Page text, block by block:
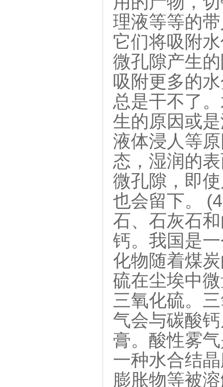
理液等等的
它们将吸附
微孔隙产生
吸附更多的
总是干不了
生的原因或
液体浸人等
态，湿润的
微孔隙，即
也会留下。
石、石灰石
钙。我国是
化物随着煤
硫在尘埃中
三氧化硫。
气会与碳酸
膏。酸性雾
一种水合结
膨胀物等被